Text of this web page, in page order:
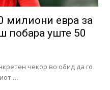
милиони евра за
побара уште 50
чекор во обид да го
…